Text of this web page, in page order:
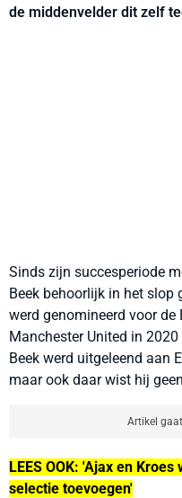
de middenvelder dit zelf
Sinds zijn succesperiode
Beek behoorlijk in het slop
werd genomineerd voor
Manchester United in
Beek werd uitgeleend aan
maar ook daar wist hij
Artikel
LEES OOK: 'Ajax en
selectie toevoegen'